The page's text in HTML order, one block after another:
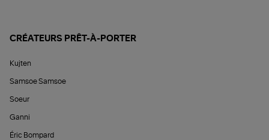
CRÉATEURS PRÊT-À-PORTER
Kujten
Samsoe Samsoe
Soeur
Ganni
Éric Bompard